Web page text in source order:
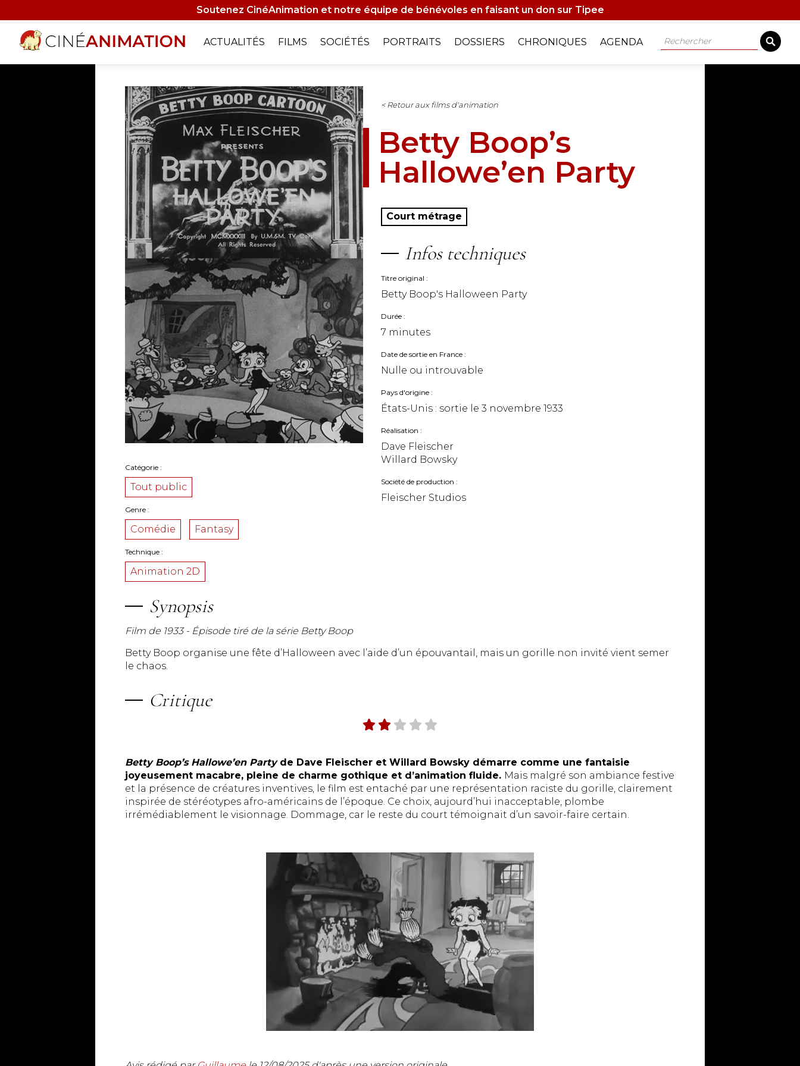
au
contenu
principal
Soutenez CinéAnimation et notre équipe de bénévoles en faisant un don sur Tipee
Navigation
ACTUALITÉS FILMS SOCIÉTÉS PORTRAITS DOSSIERS CHRONIQUES AGENDA Rechercher
Catégorie
Tout public
Genre
Comédie Fantasy
Technique
Animation 2D
< Retour aux films d'animation
Betty Boop’s
Hallowe’en Party
Court métrage
Infos techniques
Titre original
Betty Boop's Halloween Party
Durée
7 minutes
Date de sortie en France
Nulle ou introuvable
Pays d'origine
États-Unis : sortie le 3 novembre 1933
Réalisation
Dave Fleischer
Willard Bowsky
Société de production
Fleischer Studios
Synopsis
Film de 1933 - Épisode tiré de la série Betty Boop
Betty Boop organise une fête d’Halloween avec l’aide d’un épouvantail, mais un gorille non invité vient semer
le chaos.
Critique
Betty Boop’s Hallowe’en Partyde Dave Fleischer et Willard Bowsky démarre comme une fantaisie
joyeusement macabre, pleine de charme gothique et d’animation fluide. Mais malgré son ambiance festive
et la présence de créatures inventives, le film est entaché par une représentation raciste du gorille, clairement
inspirée de stéréotypes afro-américains de l’époque. Ce choix, aujourd’hui inacceptable, plombe
irrémédiablement le visionnage. Dommage, car le reste du court témoignait d’un savoir-faire certain.